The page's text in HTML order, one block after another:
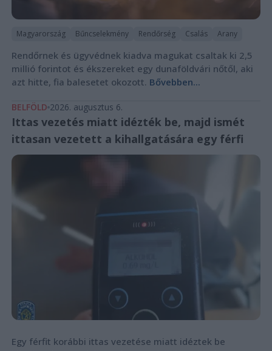
Magyarország Bűncselekmény Rendőrség Csalás Arany
Rendőrnek és ügyvédnek kiadva magukat csaltak ki 2,5
millió forintot és ékszereket egy dunaföldvári nőtől, aki
azt hitte, fia balesetet okozott. Bővebben...
BELFÖLD 2026. augusztus 6.
Ittas vezetés miatt idézték be, majd ismét
ittasan vezetett a kihallgatására egy férfi
Egy férfit korábbi ittas vezetése miatt idéztek be